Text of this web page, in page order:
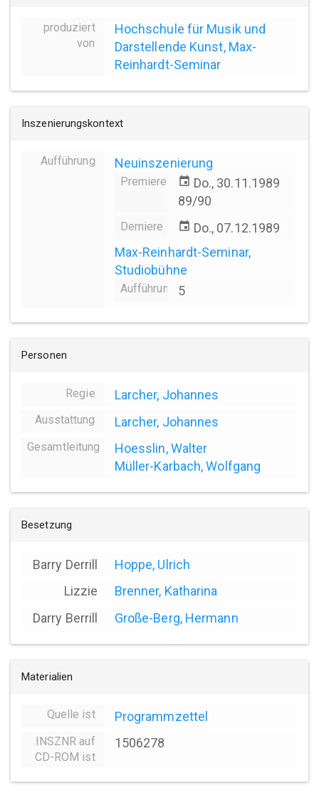
produziert
von
Hochschule für Musik und
Darstellende Kunst, Max-
Reinhardt-Seminar
Inszenierungskontext
Aufführung Neuinszenierung
Premiere event Do., 30.11.1989
89/90
Derniere event Do., 07.12.1989
Max-Reinhardt-Seminar,
Studiobühne
Aufführungsanzahl
5
Personen
Regie Larcher, Johannes
Ausstattung Larcher, Johannes
Gesamtleitung
Hoesslin, Walter
Müller-Karbach, Wolfgang
Besetzung
Barry Derrill
Hoppe, Ulrich
Lizzie
Brenner, Katharina
Darry Berrill
Große-Berg, Hermann
Materialien
Quelle ist Programmzettel
INSZNR auf
CD-ROM ist
1506278